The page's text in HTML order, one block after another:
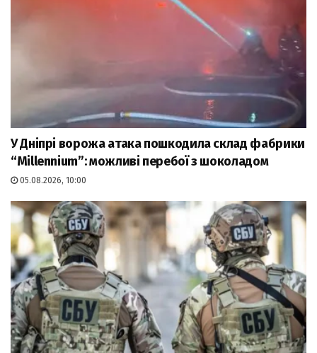
У Дніпрі ворожа атака пошкодила склад фабрики
“Millennium”: можливі перебої з шоколадом
05.08.2026, 10:00